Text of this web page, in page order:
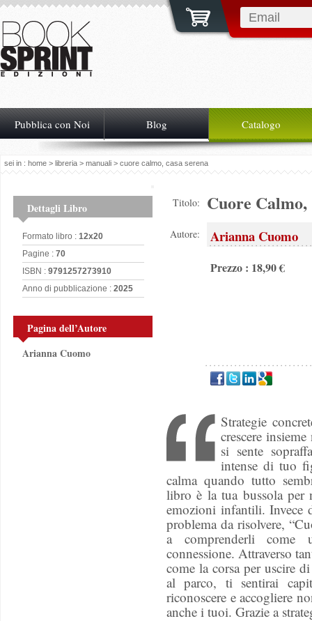
Pubblica con Noi Blog Catalogo
sei in : home > libreria > manuali > cuore calmo, casa serena
Dettagli Libro
Formato libro : 12x20
Pagine : 70
ISBN : 9791257273910
Anno di pubblicazione : 2025
Pagina dell’Autore
Arianna Cuomo
Titolo: Cuore Calmo,
Autore: Arianna Cuomo
Prezzo : 18,90 €
Strategie
crescere
si sente
intense di tuo
calma quando tutto
libro è la tua bussola per
emozioni infantili. Invece
problema da risolvere,
a comprenderli come
connessione. Attraverso
come la corsa per uscire
al parco, ti sentirai
riconoscere e accogliere
anche i tuoi. Grazie a